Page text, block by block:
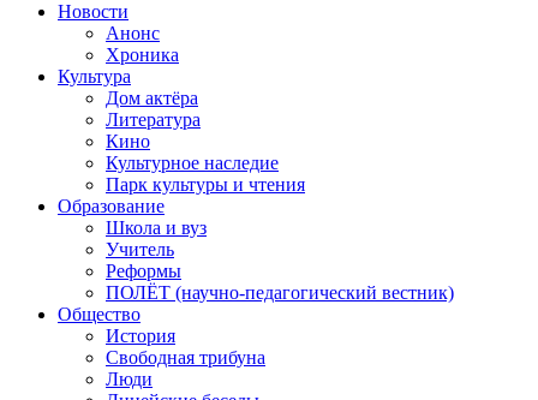
Новости
Анонс
Хроника
Культура
Дом актёра
Литература
Кино
Культурное наследие
Парк культуры и чтения
Образование
Школа и вуз
Учитель
Реформы
ПОЛЁТ (научно-педагогический вестник)
Общество
История
Свободная трибуна
Люди